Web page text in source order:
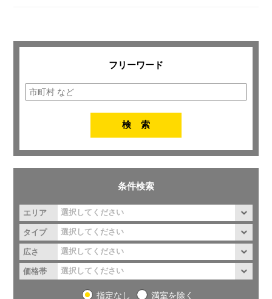
フリーワード
条件検索
エリア
タイプ
広さ
価格帯
指定なし 満室を除く